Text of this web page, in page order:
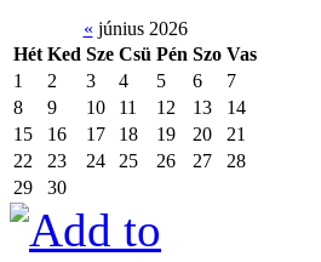
« június 2026
Hét Ked Sze Csü Pén Szo Vas
1
2 3 4 5 6
7
8
9 10 11 12 13
14
15
16 17 18 19 20
21
22
23 24 25 26 27
28
29
30